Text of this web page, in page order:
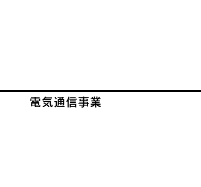
電気通信事業